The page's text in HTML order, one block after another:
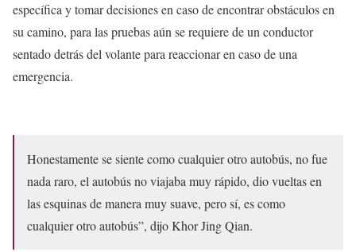
específica y tomar decisiones en caso de encontrar obstáculos en
su camino, para las pruebas aún se requiere de un conductor
sentado detrás del volante para reaccionar en caso de una
emergencia.
Honestamente se siente como cualquier otro autobús, no fue
nada raro, el autobús no viajaba muy rápido, dio vueltas en
las esquinas de manera muy suave, pero sí, es como
cualquier otro autobús”, dijo Khor Jing Qian.